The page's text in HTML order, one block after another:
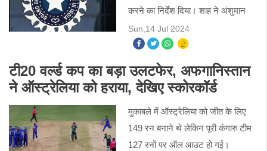
करने का निर्देश दिया। शाह ने अंशुमान
गायकवाड़ के परिवार से भी बात करके
उनके स्वास्थ्य की जानकारी ली।
Sun,14 Jul 2024
टी20 वर्ल्ड कप का बड़ा उलटफेर, अफगानिस्तान
ने ऑस्ट्रेलिया को हराया, देखिए स्कोरकॉर्ड
मुकाबले में ऑस्ट्रेलिया को जीत के लिए
149 रन बनाने थे लेकिन पूरी कंगारु टीम
127 रनों पर ऑल आउट हो गई।